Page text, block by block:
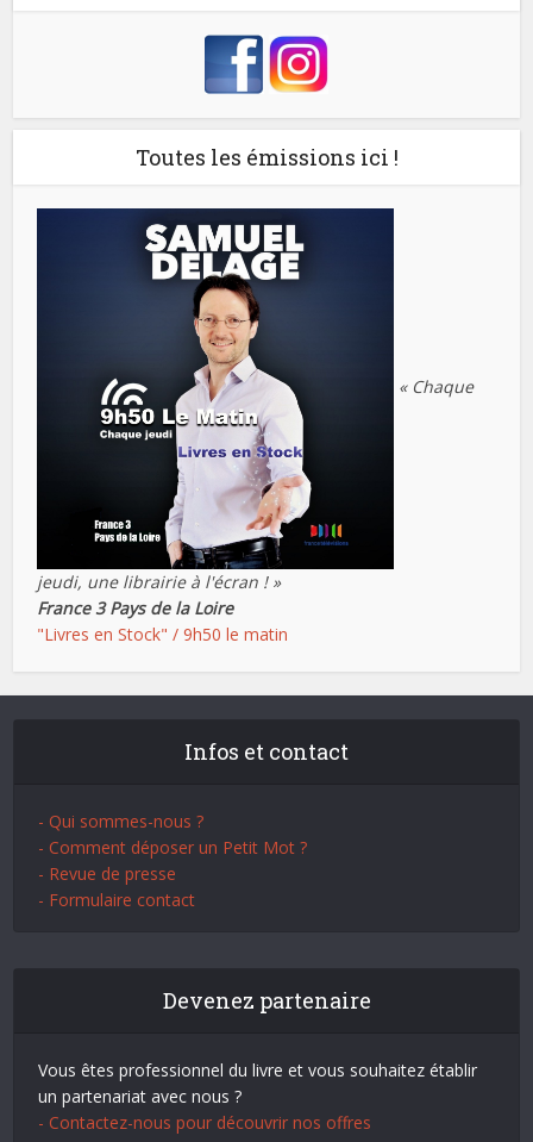
Toutes les émissions ici !
« Chaque
jeudi, une librairie à l'écran ! »
France 3 Pays de la Loire
"Livres en Stock" / 9h50 le matin
Infos et contact
- Qui sommes-nous ?
- Comment déposer un Petit Mot ?
- Revue de presse
- Formulaire contact
Devenez partenaire
Vous êtes professionnel du livre et vous souhaitez établir
un partenariat avec nous ?
- Contactez-nous pour découvrir nos offres